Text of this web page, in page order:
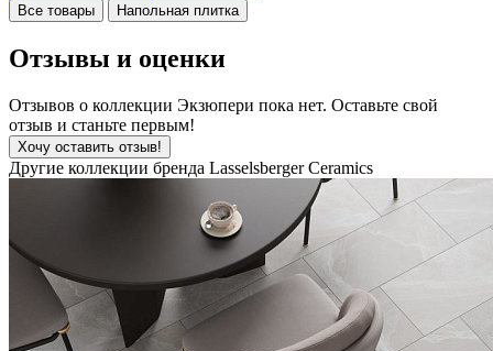
Все товары Напольная плитка
Отзывы и оценки
Отзывов о коллекции Экзюпери пока нет. Оставьте свой
отзыв и станьте первым!
Хочу оставить отзыв!
Другие коллекции бренда Lasselsberger Ceramics